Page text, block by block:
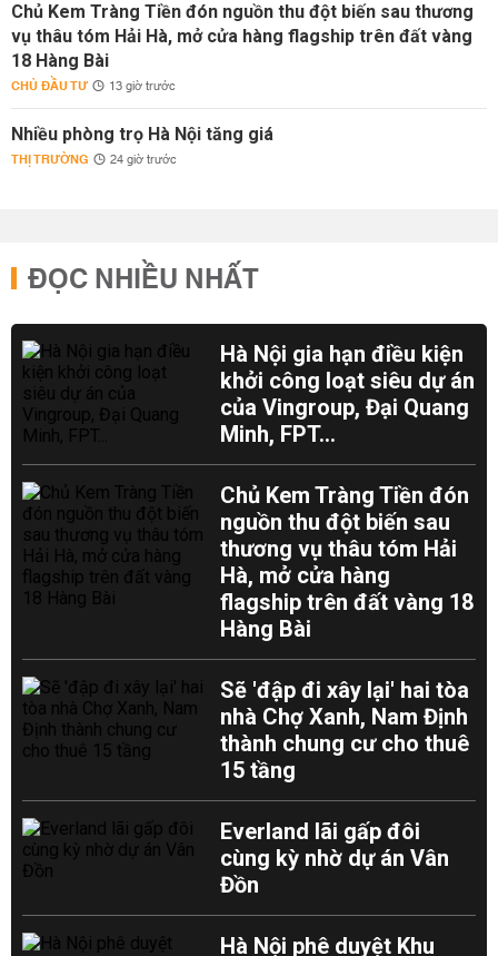
Chủ Kem Tràng Tiền đón nguồn thu đột biến sau thương
vụ thâu tóm Hải Hà, mở cửa hàng flagship trên đất vàng
18 Hàng Bài
CHỦ ĐẦU TƯ 13 giờ trước
Nhiều phòng trọ Hà Nội tăng giá
THỊ TRƯỜNG 24 giờ trước
ĐỌC NHIỀU NHẤT
Hà Nội gia hạn điều kiện
khởi công loạt siêu dự án
của Vingroup, Đại Quang
Minh, FPT...
Chủ Kem Tràng Tiền đón
nguồn thu đột biến sau
thương vụ thâu tóm Hải
Hà, mở cửa hàng
flagship trên đất vàng 18
Hàng Bài
Sẽ 'đập đi xây lại' hai tòa
nhà Chợ Xanh, Nam Định
thành chung cư cho thuê
15 tầng
Everland lãi gấp đôi
cùng kỳ nhờ dự án Vân
Đồn
Hà Nội phê duyệt Khu